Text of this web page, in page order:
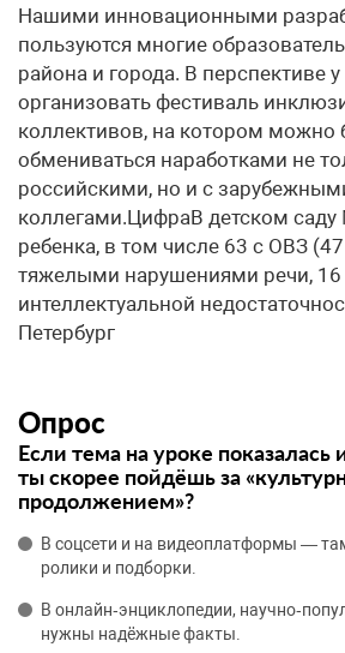
Нашими инновационными
пользуются многие
района и города. В перспективе
организовать фестиваль
коллективов, на котором можно
обмениваться наработками не
российскими, но и с
коллегами.ЦифраВ детском
ребенка, в том числе 63 с ОВЗ
тяжелыми нарушениями речи, 16
интеллектуальной
Петербург
Опрос
Если тема на уроке показалась
ты скорее пойдёшь за
продолжением»?
В соцсети и на видеоплатформы —
ролики и подборки.
В онлайн‑энциклопедии,
нужны надёжные факты.